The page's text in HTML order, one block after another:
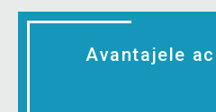
Avantajele